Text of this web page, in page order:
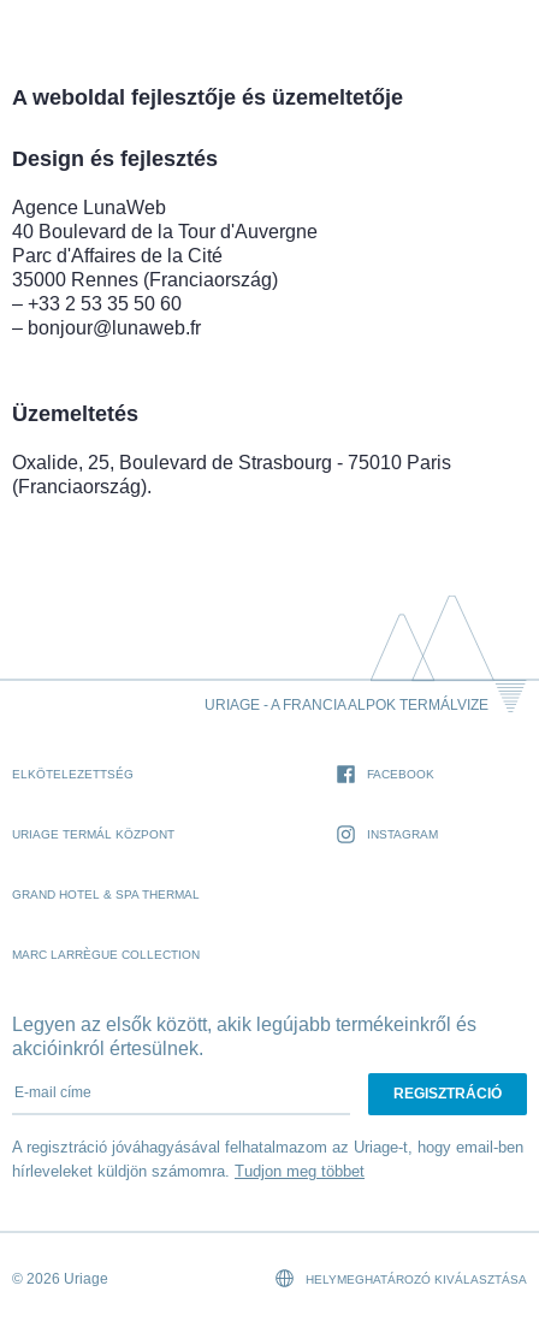
A weboldal fejlesztője és üzemeltetője
Design és fejlesztés
Agence LunaWeb
40 Boulevard de la Tour d'Auvergne
Parc d'Affaires de la Cité
35000 Rennes (Franciaország)
– +33 2 53 35 50 60
– bonjour@lunaweb.fr
Üzemeltetés
Oxalide, 25, Boulevard de Strasbourg - 75010 Paris
(Franciaország).
URIAGE - A FRANCIA ALPOK TERMÁLVIZE
ELKÖTELEZETTSÉG
URIAGE TERMÁL KÖZPONT
GRAND HOTEL & SPA THERMAL
MARC LARRÈGUE COLLECTION
FACEBOOK
INSTAGRAM
Legyen az elsők között, akik legújabb termékeinkről és
akcióinkról értesülnek.
E-mail címe
A regisztráció jóváhagyásával felhatalmazom az Uriage-t, hogy email-ben
hírleveleket küldjön számomra. Tudjon meg többet
© 2026 Uriage HELYMEGHATÁROZÓ KIVÁLASZTÁSA